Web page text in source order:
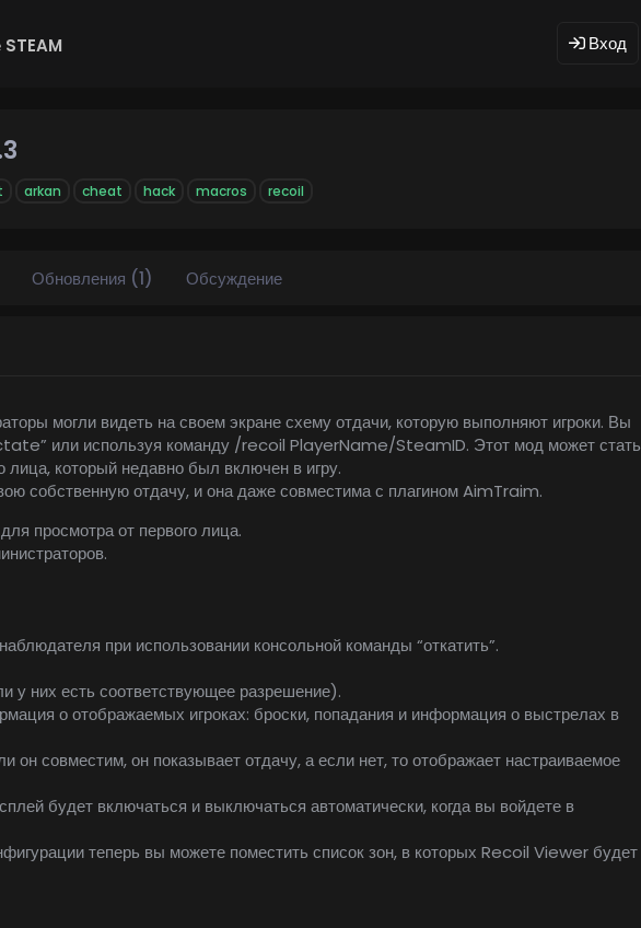
Вход
arkan cheat hack macros recoil
Обновления (1) Обсуждение
могли видеть на своем экране схему отдачи, которую выполняют игроки. Вы
или используя команду /recoil PlayerName/SteamID. Этот мод может стать
который недавно был включен в игру.
собственную отдачу, и она даже совместима с плагином AimTraim.
просмотра от первого лица.
при использовании консольной команды “откатить”.
у них есть соответствующее разрешение).
о отображаемых игроках: броски, попадания и информация о выстрелах в
он совместим, он показывает отдачу, а если нет, то отображает настраиваемое
будет включаться и выключаться автоматически, когда вы войдете в
теперь вы можете поместить список зон, в которых Recoil Viewer будет